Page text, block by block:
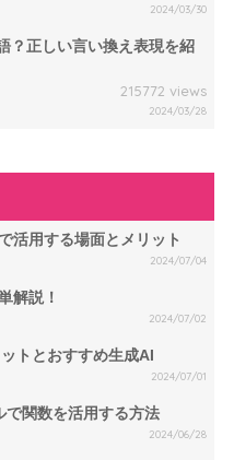
2024/03/30
？正しい言い換え表現を紹
215772 views
2024/03/28
活用する場面とメリット
2024/07/04
解説！
2024/07/02
トとおすすめ生成AI
2024/07/01
で関数を活用する方法
2024/06/28